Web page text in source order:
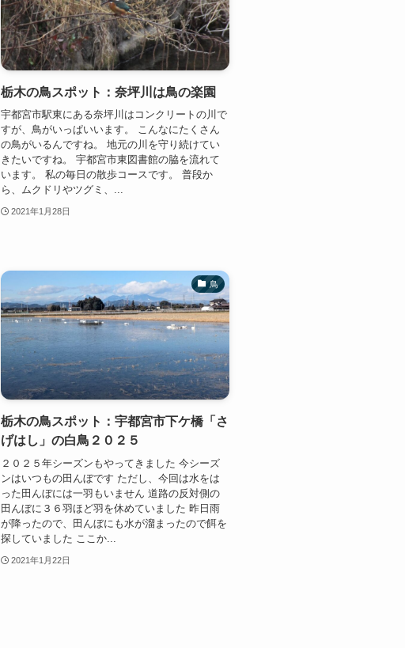
栃木の鳥スポット：奈坪川は鳥の楽園
宇都宮市駅東にある奈坪川はコンクリートの川で
すが、鳥がいっぱいいます。 こんなにたくさん
の鳥がいるんですね。 地元の川を守り続けてい
きたいですね。 宇都宮市東図書館の脇を流れて
います。 私の毎日の散歩コースです。 普段か
ら、ムクドリやツグミ、...
2021年1月28日
鳥
栃木の鳥スポット：宇都宮市下ケ橋「さ
げはし」の白鳥２０２５
２０２５年シーズンもやってきました 今シーズ
ンはいつもの田んぼです ただし、今回は水をは
った田んぼには一羽もいません 道路の反対側の
田んぼに３６羽ほど羽を休めていました 昨日雨
が降ったので、田んぼにも水が溜まったので餌を
探していました ここか...
2021年1月22日